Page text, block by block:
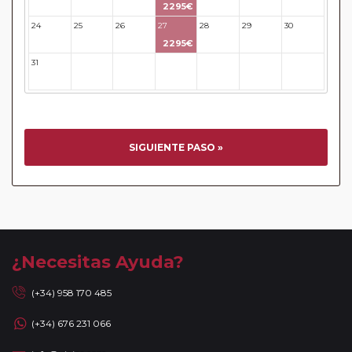
Circuitos con Avión incluido:En aquellos circuitos que
tienen vuelos internos incluidos, hay una fecha límite para
poder emitir billetes. Las reservas/emisión de los vuelos se
cliente o que conste en su reserva. Una vez realizada la
o un nombre incompleto, puede provocar la invalidez del
billete emitido y la necesidad de tener que emitir un nuevo
billete. No nos responsabilizaremos de los gastos
generados de cancelación y nueva emisión. Hacer una
nombre que no coincida con el que aparece en el
pasaporte pueda ser motivo para denegar el embarque a
un viajero.
aéreas aceptan facturar un bulto de un máximo 20 kg por
2295€
24 25 26 27
2295€
28 29 30
31
SIGUIENTE PASO »
¿Necesitas Ayuda?
(+34) 958 170 485
(+34) 676 231 066